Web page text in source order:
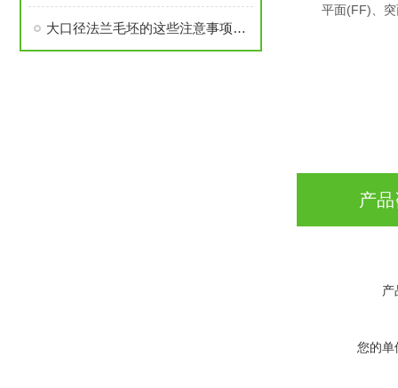
平面(FF)、突
产
产
您的单
大口径法兰毛坯的这些注意事项要了解